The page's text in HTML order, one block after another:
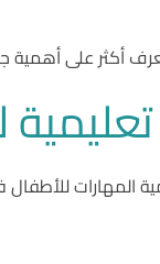
أكثر على أهمية
المهارات